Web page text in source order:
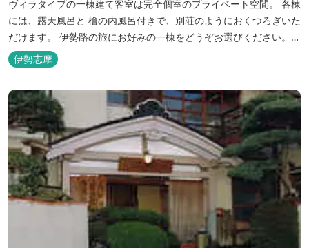
ヴィラタイプの一棟建て客室は完全個室のプライベート空間。 各棟
には、露天風呂と 檜の内風呂付きで、別荘のようにおくつろぎいた
だけます。 伊勢路の旅にお好みの一棟をどうぞお選びください。
「AUBERGE YUSURA」が大切にしていること それは、小さな宿な
らではの「ひと手間」のおもてなし。 「居・食・充」を満たし、皆
て...
伊勢志摩